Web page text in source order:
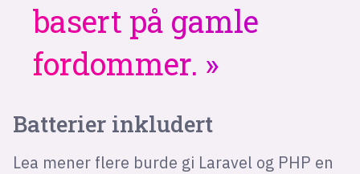
basert på gamle
fordommer.
Batterier inkludert
Lea mener flere burde gi Laravel og PHP en